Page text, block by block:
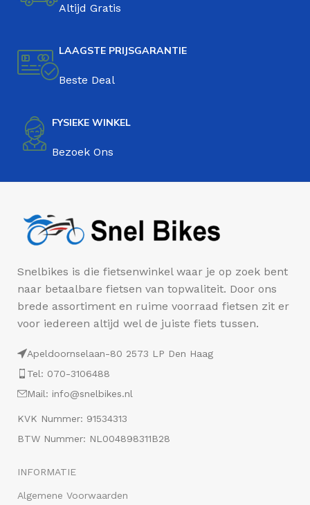
Altijd Gratis
LAAGSTE PRIJSGARANTIE
Beste Deal
FYSIEKE WINKEL
Bezoek Ons
Snelbikes is die fietsenwinkel waar je op zoek bent
naar betaalbare fietsen van topwaliteit. Door ons
brede assortiment en ruime voorraad fietsen zit er
voor iedereen altijd wel de juiste fiets tussen.
Apeldoornselaan-80 2573 LP Den Haag
Tel: 070-3106488
Mail: info@snelbikes.nl
KVK Nummer: 91534313
BTW Nummer: NL004898311B28
INFORMATIE
Algemene Voorwaarden